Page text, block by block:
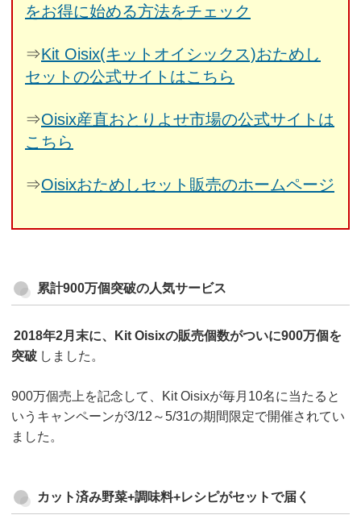
をお得に始める方法をチェック
⇒Kit Oisix(キットオイシックス)おためし
セットの公式サイトはこちら
⇒Oisix産直おとりよせ市場の公式サイトは
こちら
⇒Oisixおためしセット販売のホームページ
累計900万個突破の人気サービス
2018年2月末に、Kit Oisixの販売個数がついに900万個を
突破 しました。
900万個売上を記念して、Kit Oisixが毎月10名に当たると
いうキャンペーンが3/12～5/31の期間限定で開催されてい
ました。
カット済み野菜+調味料+レシピがセットで届く